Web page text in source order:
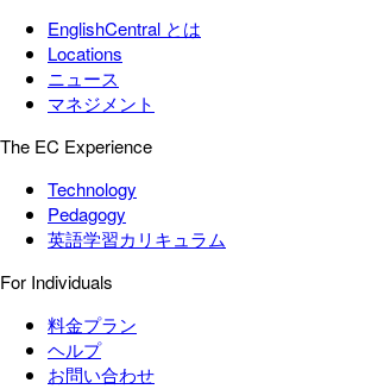
EnglishCentral とは
Locations
ニュース
マネジメント
The EC Experience
Technology
Pedagogy
英語学習カリキュラム
For Individuals
料金プラン
ヘルプ
お問い合わせ